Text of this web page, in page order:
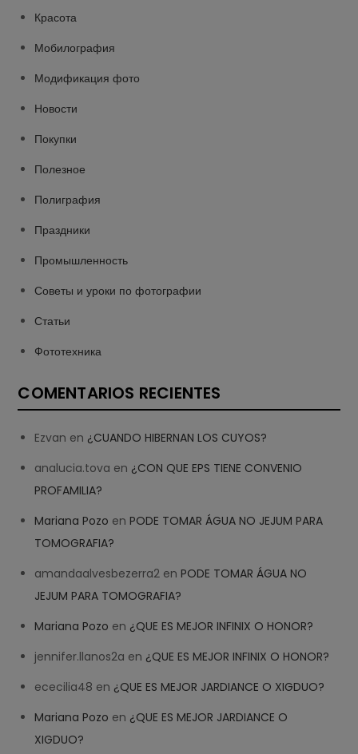
Красота
Мобилография
Модификация фото
Новости
Покупки
Полезное
Полиграфия
Праздники
Промышленность
Советы и уроки по фотографии
Статьи
Фототехника
COMENTARIOS RECIENTES
Ezvan en ¿CUANDO HIBERNAN LOS CUYOS?
analucia.tova en ¿CON QUE EPS TIENE CONVENIO
PROFAMILIA?
Mariana Pozo enPODE TOMAR ÁGUA NO JEJUM PARA
TOMOGRAFIA?
amandaalvesbezerra2 enPODE TOMAR ÁGUA NO
JEJUM PARA TOMOGRAFIA?
Mariana Pozo en ¿QUE ES MEJOR INFINIX O HONOR?
jennifer.llanos2a en ¿QUE ES MEJOR INFINIX O HONOR?
ececilia48 en ¿QUE ES MEJOR JARDIANCE O XIGDUO?
Mariana Pozo en ¿QUE ES MEJOR JARDIANCE O
XIGDUO?